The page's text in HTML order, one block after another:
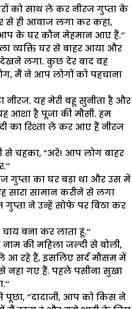
को साथ ले कर नीरज गुप्ता के
से ही आवाज लगा कर कहा,
के घर कौन मेहमान आए हैं.’’
व्यक्ति घर से बाहर आया और
देखने लगा. कुछ देर बाद वह
मैं ने आप लोगों को पहचाना
नीरज. यह मेरी बहू सुनीता है और
आशा है पूजा की मौसी. हम
का रिश्ता ले कर आए हैं नीरज
से चहका, ”अरे! आप लोग बाहर
गुप्ता का घर बड़ा था और उस में
सारा सामान करीने से लगा
गुप्ता ने उन्हें सोफे पर बिठा कर
बना कर लाता हूं.’’
नाम की महिला जल्दी से बोली,
आ रहे हैं, इसलिए सर्द मौसम में
नहा गए हैं. पहले पसीना सुखा
पूछा, ”दादाजी, आप को किस ने